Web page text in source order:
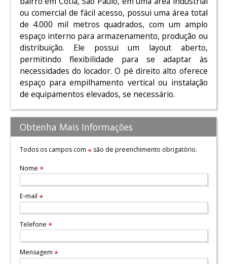
ou comercial de fácil acesso, possui uma área total
de 4.000 mil metros quadrados, com um amplo
espaço interno para armazenamento, produção ou
distribuição. Ele possui um layout aberto,
permitindo flexibilidade para se adaptar às
necessidades do locador. O pé direito alto oferece
espaço para empilhamento vertical ou instalação
de equipamentos elevados, se necessário.
Obtenha Mais Informações
Todos os campos com *são de preenchimento obrigatório.
Nome *
E-mail *
Telefone *
Mensagem *